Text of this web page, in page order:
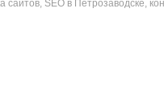
сайтов, SEO в Петрозаводске,